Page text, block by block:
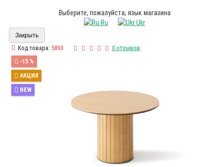
Выберите, пожалуйста, язык магазина
Ru
Ukr
Закрыть
Код товара: 5893 0 отзывов
-15 %
АКЦИЯ
NEW